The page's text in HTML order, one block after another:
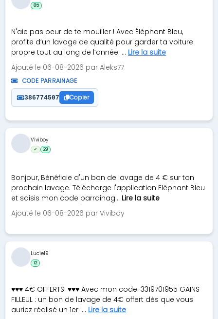
N'aie pas peur de te mouiller ! Avec Éléphant Bleu,
profite d’un lavage de qualité pour garder ta voiture
propre tout au long de l’année. ... Lire la suite
Ajouté le 06-08-2026 par Aleks77
CODE PARRAINAGE
386774507 Copier
85
Bonjour, Bénéficie d'un bon de lavage de 4 € sur ton
prochain lavage. Télécharge l'application Eléphant Bleu
et saisis mon code parrainag... Lire la suite
Ajouté le 06-08-2026 par Viviboy
Viviboy
✓ 29
♥♥♥ 4€ OFFERTS! ♥♥♥ Avec mon code: 3319701955 GAINS
FILLEUL : un bon de lavage de 4€ offert dès que vous
auriez réalisé un 1er l... Lire la suite
Lucie19
12